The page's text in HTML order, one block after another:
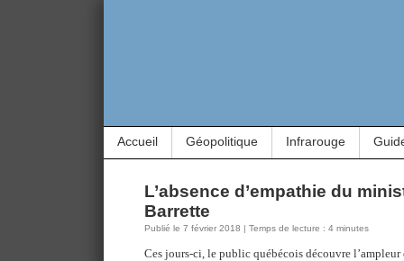
Accueil Géopolitique Infrarouge
L’absence d’empathie du
Barrette
Publié le 7 février 2018 | Temps de lecture : 4 minutes
Ces jours-ci, le public québécois découvre l’ampleur